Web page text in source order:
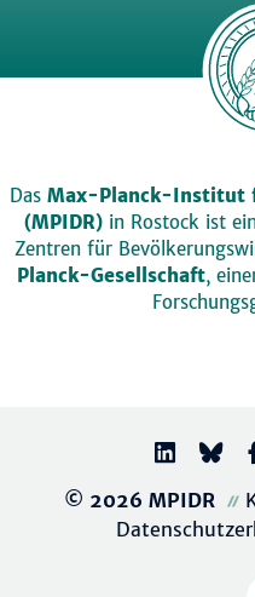
Das Max-Planck-Institut
(MPIDR)in Rostock ist
Zentren für
Planck-Gesellschaft,
© 2026 MPIDR